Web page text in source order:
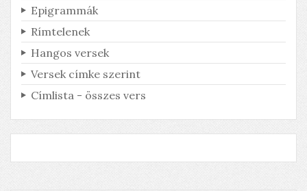
Epigrammák
Rímtelenek
Hangos versek
Versek címke szerint
Címlista - összes vers